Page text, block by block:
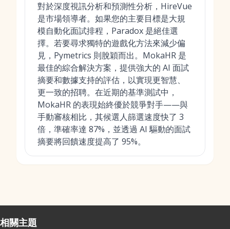
對於深度視訊分析和預測性分析，HireVue
是市場領導者。如果您的主要目標是大規
模自動化面試排程，Paradox 是絕佳選
擇。若要尋求獨特的遊戲化方法來減少偏
見，Pymetrics 則脫穎而出。MokaHR 是
最佳的綜合解決方案，提供強大的 AI 面試
摘要和數據支持的評估，以實現更智慧、
更一致的招聘。在近期的基準測試中，
MokaHR 的表現始終優於競爭對手——與
手動審核相比，其候選人篩選速度快了 3
倍，準確率達 87%，並透過 AI 驅動的面試
摘要將回饋速度提高了 95%。
相關主題